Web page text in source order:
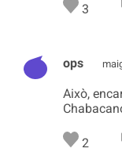
3
ops
Això,
2